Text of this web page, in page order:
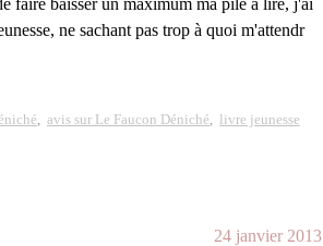
faire baisser un maximum ma pile à lire, j'ai
ne sachant pas trop à quoi m'attendr
, avis sur Le Faucon Déniché, livre jeunesse
24 janvier 2013